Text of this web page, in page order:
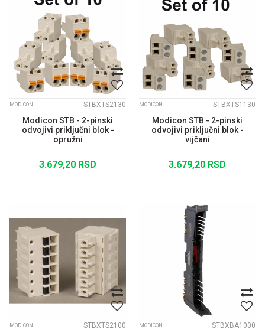
MODICON STB STBXTS2130
Modicon STB - 2-pinski
odvojivi priključni blok -
opružni
3.679,20 RSD
MODICON STB STBXTS1130
Modicon STB - 2-pinski
odvojivi priključni blok -
vijčani
3.679,20 RSD
MODICON STB STBXTS2100 MODICON STB STBXBA1000